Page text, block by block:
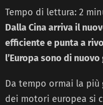
Tempo di lettura: 2
Dalla Cina arriva il
efficiente e punta a
l’Europa sono di nuovo
Da tempo ormai la più
dei motori europea si